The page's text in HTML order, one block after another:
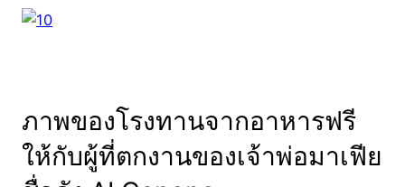
ภาพของโรงทานจากอาหารฟรี
ให้กับผู้ที่ตกงานของเจ้าพ่อมาเฟีย